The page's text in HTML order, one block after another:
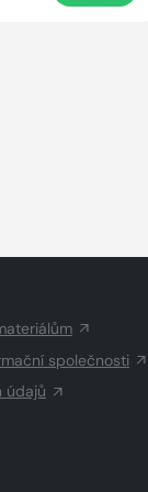
společnosti
údajů